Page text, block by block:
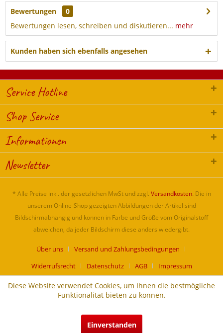
Bewertungen
0
Bewertungen lesen, schreiben und diskutieren... mehr
Kunden haben sich ebenfalls angesehen
Service Hotline
Shop Service
Informationen
Newsletter
* Alle Preise inkl. der gesetzlichen MwSt und zzgl. Versandkosten. Die in
unserem Online-Shop gezeigten Abbildungen der Artikel sind
Bildschirmabhängig und können in Farbe und Größe vom Originalstoff
abweichen, da jeder Bildschirm diese anders wiedergibt.
Über uns
Versand und Zahlungsbedingungen
Widerrufsrecht
Datenschutz AGB Impressum
Diese Website verwendet Cookies, um Ihnen die bestmögliche
Funktionalität bieten zu können.
Einverstanden